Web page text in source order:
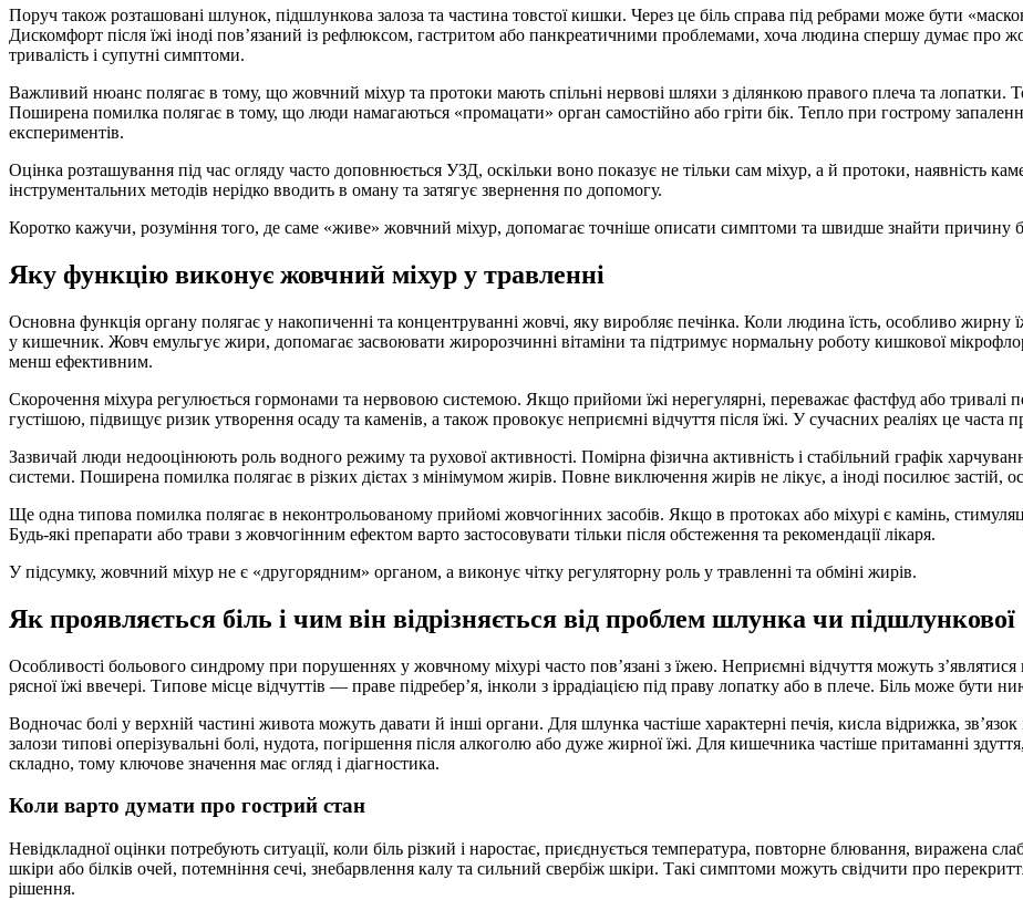
Поруч також розташовані шлунок, підшлункова залоза та частина товстої кишки. Через це біль справа під ребрами може бути
Дискомфорт після їжі іноді пов’язаний із рефлюксом, гастритом або панкреатичними проблемами, хоча людина спершу думає про
тривалість і супутні симптоми.
Важливий нюанс полягає в тому, що жовчний міхур та протоки мають спільні нервові шляхи з ділянкою правого плеча та лопатки.
Поширена помилка полягає в тому, що люди намагаються «промацати» орган самостійно або гріти бік. Тепло при гострому
експериментів.
Оцінка розташування під час огляду часто доповнюється УЗД, оскільки воно показує не тільки сам міхур, а й протоки, наявність
інструментальних методів нерідко вводить в оману та затягує звернення по допомогу.
Коротко кажучи, розуміння того, де саме «живе» жовчний міхур, допомагає точніше описати симптоми та швидше знайти причину
Яку функцію виконує жовчний міхур у травленні
Основна функція органу полягає у накопиченні та концентруванні жовчі, яку виробляє печінка. Коли людина їсть, особливо
у кишечник. Жовч емульгує жири, допомагає засвоювати жиророзчинні вітаміни та підтримує нормальну роботу кишкової
менш ефективним.
Скорочення міхура регулюється гормонами та нервовою системою. Якщо прийоми їжі нерегулярні, переважає фастфуд або тривалі
густішою, підвищує ризик утворення осаду та каменів, а також провокує неприємні відчуття після їжі. У сучасних реаліях це
Зазвичай люди недооцінюють роль водного режиму та рухової активності. Помірна фізична активність і стабільний графік
системи. Поширена помилка полягає в різких дієтах з мінімумом жирів. Повне виключення жирів не лікує, а іноді посилює застій,
Ще одна типова помилка полягає в неконтрольованому прийомі жовчогінних засобів. Якщо в протоках або міхурі є камінь,
Будь-які препарати або трави з жовчогінним ефектом варто застосовувати тільки після обстеження та рекомендації лікаря.
У підсумку, жовчний міхур не є «другорядним» органом, а виконує чітку регуляторну роль у травленні та обміні жирів.
Як проявляється біль і чим він відрізняється від проблем шлунка чи підшлункової
Особливості больового синдрому при порушеннях у жовчному міхурі часто пов’язані з їжею. Неприємні відчуття можуть
рясної їжі ввечері. Типове місце відчуттів — праве підребер’я, інколи з іррадіацією під праву лопатку або в плече. Біль може
Водночас болі у верхній частині живота можуть давати й інші органи. Для шлунка частіше характерні печія, кисла відрижка,
залози типові оперізувальні болі, нудота, погіршення після алкоголю або дуже жирної їжі. Для кишечника частіше притаманні
складно, тому ключове значення має огляд і діагностика.
Коли варто думати про гострий стан
Невідкладної оцінки потребують ситуації, коли біль різкий і наростає, приєднується температура, повторне блювання, виражена
шкіри або білків очей, потемніння сечі, знебарвлення калу та сильний свербіж шкіри. Такі симптоми можуть свідчити про
рішення.